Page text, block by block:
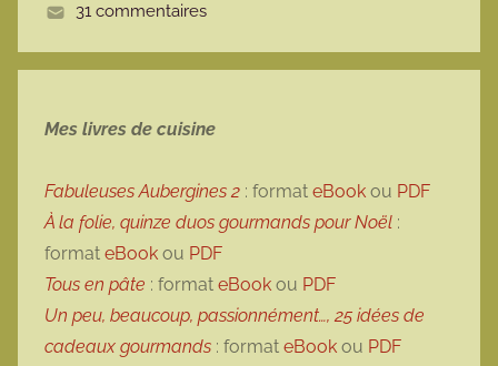
e
31 commentaires
Mes livres de cuisine
Fabuleuses Aubergines 2 : format eBook ou PDF
À la folie, quinze duos gourmands pour Noël :
format eBook ou PDF
Tous en pâte : format eBook ou PDF
Un peu, beaucoup, passionnément…, 25 idées de
cadeaux gourmands : format eBook ou PDF